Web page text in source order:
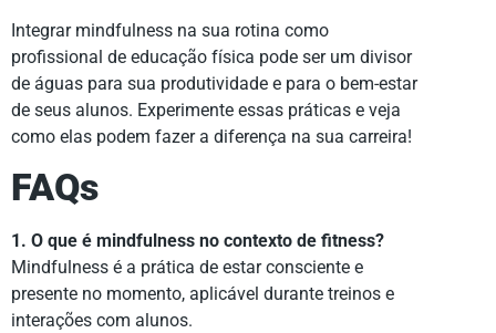
Integrar mindfulness na sua rotina como
profissional de educação física pode ser um divisor
de águas para sua produtividade e para o bem-estar
de seus alunos. Experimente essas práticas e veja
como elas podem fazer a diferença na sua carreira!
FAQs
1. O que é mindfulness no contexto de fitness?
Mindfulness é a prática de estar consciente e
presente no momento, aplicável durante treinos e
interações com alunos.